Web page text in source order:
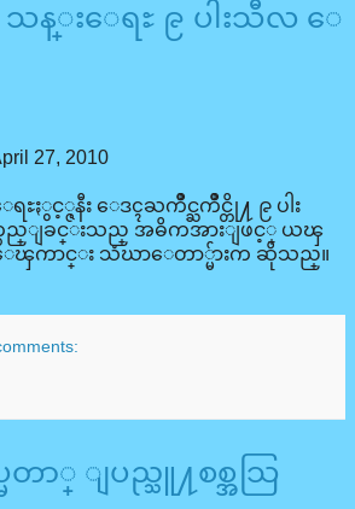
း သန္းေရႊ ၉ ပါးသီလ ေ
27, 2010
ရႊႏွင့္ဇနီး ေဒၚႀကိဳင္ႀကိဳင္တို႔ ၉ ပါး
ျခင္းသည္ အဓိကအားျဖင့္ ယၾ
ေၾကာင္း သံဃာေတာ္မ်ားက ဆိုသည္။
တာ္ ျပည္သူ႔စစ္အသြ